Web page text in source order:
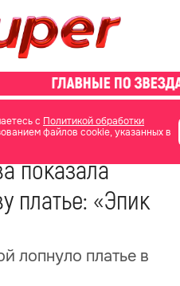
с Политикой обработки
файлов cookie, указанных в
новости
показала
платье: «Эпик
лопнуло платье в